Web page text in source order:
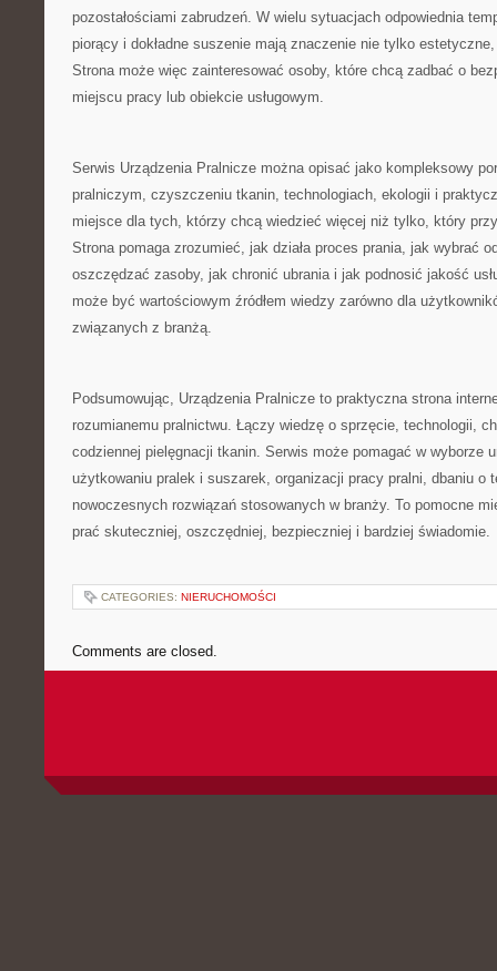
pozostałościami zabrudzeń. W wielu sytuacjach odpowiednia
piorący i dokładne suszenie mają znaczenie nie tylko
Strona może więc zainteresować osoby, które chcą zadbać o
miejscu pracy lub obiekcie usługowym.
Serwis Urządzenia Pralnicze można opisać jako kompleksowy
pralniczym, czyszczeniu tkanin, technologiach, ekologii i
miejsce dla tych, którzy chcą wiedzieć więcej niż tylko, który
Strona pomaga zrozumieć, jak działa proces prania, jak wybrać
oszczędzać zasoby, jak chronić ubrania i jak podnosić jakość
może być wartościowym źródłem wiedzy zarówno dla
związanych z branżą.
Podsumowując, Urządzenia Pralnicze to praktyczna strona
rozumianemu pralnictwu. Łączy wiedzę o sprzęcie, technologii,
codziennej pielęgnacji tkanin. Serwis może pomagać w wyborze
użytkowaniu pralek i suszarek, organizacji pracy pralni, dbaniu o
nowoczesnych rozwiązań stosowanych w branży. To pomocne
prać skuteczniej, oszczędniej, bezpieczniej i bardziej świadomie.
CATEGORIES: NIERUCHOMOŚCI
Comments are closed.